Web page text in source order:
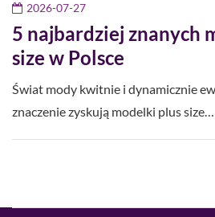
2026-07-27
5 najbardziej znanych
size w Polsce
Świat mody kwitnie i dynamicznie
znaczenie zyskują modelki plus size…